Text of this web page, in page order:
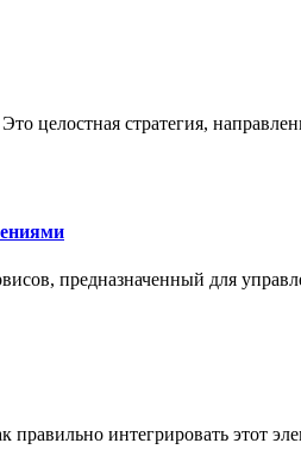
целостная стратегия,
предназначенный для
интегрировать этот